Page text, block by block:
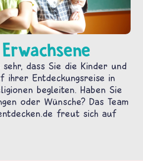
dass Sie die Kinder und
ihrer Entdeckungsreise in
begleiten. Haben Sie
oder Wünsche? Das Team
freut sich auf